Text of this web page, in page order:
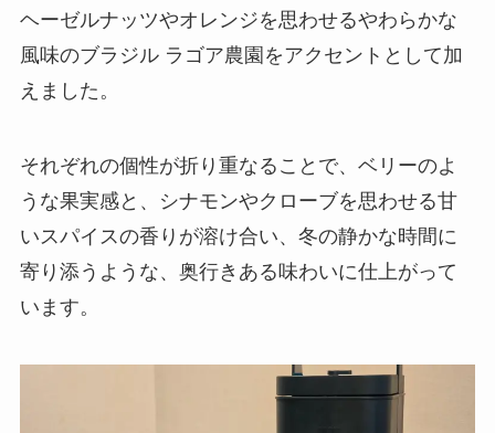
ヘーゼルナッツやオレンジを思わせるやわらかな
風味のブラジル ラゴア農園をアクセントとして加
えました。
それぞれの個性が折り重なることで、ベリーのよ
うな果実感と、シナモンやクローブを思わせる甘
いスパイスの香りが溶け合い、冬の静かな時間に
寄り添うような、奥行きある味わいに仕上がって
います。